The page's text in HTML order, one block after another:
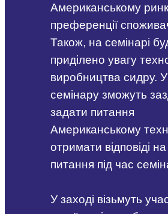
Американському
преференції
Також, на семінарі
приділено увагу
виробництва сидру.
семінару зможуть
задати питання
Американському
отримати відповіді на
питання під час
У заході візьмуть